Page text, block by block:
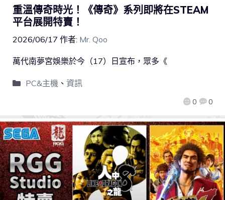
重溫傳奇時光！《傳奇》系列即將在STEAM
平台展開特賣！
2026/06/17 作者: Mr. Qoo
0 0
萬代南夢宮娛樂於今（17）日宣布，眾多《
PC&主機、 資訊